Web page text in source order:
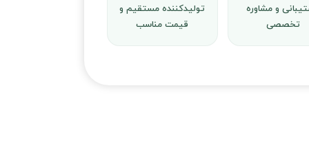
و مشاوره
تخصصی
تولیدکننده مستقیم و
قیمت مناسب